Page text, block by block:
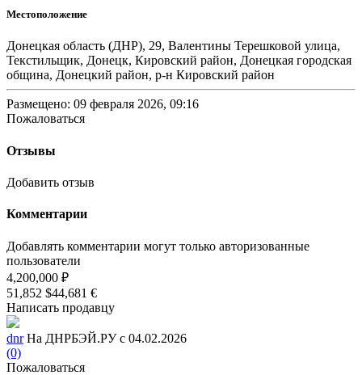
Местоположение
Донецкая область (ДНР), 29, Валентины Терешковой улица,
Текстильщик, Донецк, Кировский район, Донецкая городская
община, Донецкий район, р-н Кировский район
Размещено: 09 февраля 2026, 09:16
Пожаловаться
Отзывы
Добавить отзыв
Комментарии
Добавлять комментарии могут только авторизованные
пользователи
4,200,000 ₽
51,852 $44,681 €
Написать продавцу
dnr На ДНРБЭЙ.РУ с 04.02.2026
(0)
Пожаловаться